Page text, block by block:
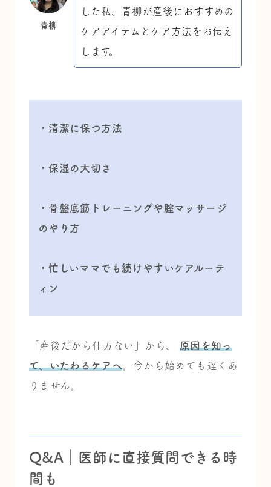
青柳
した私、青柳が産後におすすめの
ケアアイテムとケア方法 をお伝え
します。
・清潔に保つ方法
・保湿の大切さ
・骨盤底筋トレーニングや腟マッサージ
のやり方
・忙しいママでも続けやすいケアルーテ
ィン
「産後だから仕方ない」から、 原因を知っ
て、いたわるケアへ。 今から始めても遅くあ
りません。
Q&A｜医師に直接質問できる時
間も